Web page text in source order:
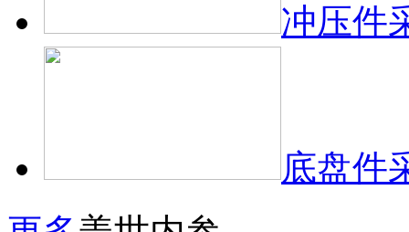
冲压件
底盘件